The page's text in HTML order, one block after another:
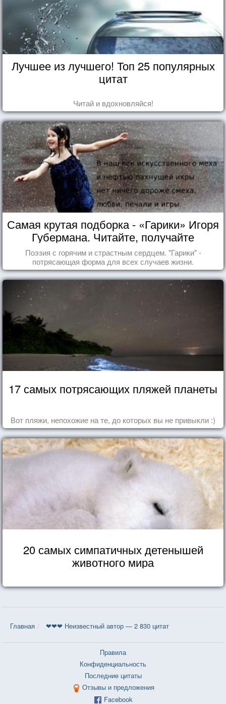
Лучшее из лучшего! Топ 25 популярных
цитат
Читай и вдохновляйся!
Самая крутая подборка - «Гарики» Игоря
Губермана. Читайте, получайте
удовольствие!
Поэзия с горячим и страстным сердцем. "Гарики" -
потрясающая форма для всех случаев жизни.
17 самых потрясающих пляжей планеты
Вот пляжи, непохожие на те, до которых вы не привыкли :)
20 самых симпатичных детенышей
животного мира
Главная ❤❤❤ Неизвестный автор — 2 830 цитат
Правила
Конфиденциальность
Последние цитаты
Отзывы и предложения
Facebook